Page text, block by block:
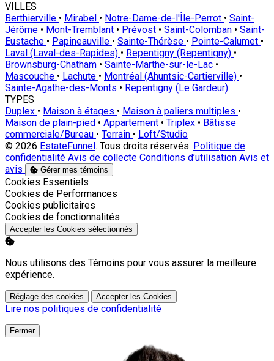
VILLES
Berthierville • Mirabel • Notre-Dame-de-l'Île-Perrot • Saint-
Jérôme • Mont-Tremblant • Prévost • Saint-Colomban • Saint-
Eustache • Papineauville • Sainte-Thérèse • Pointe-Calumet •
Laval (Laval-des-Rapides) • Repentigny (Repentigny) •
Brownsburg-Chatham • Sainte-Marthe-sur-le-Lac •
Mascouche • Lachute • Montréal (Ahuntsic-Cartierville) •
Sainte-Agathe-des-Monts • Repentigny (Le Gardeur)
TYPES
Duplex • Maison à étages • Maison à paliers multiples •
Maison de plain-pied • Appartement • Triplex • Bâtisse
commerciale/Bureau • Terrain • Loft/Studio
© 2026 EstateFunnel . Tous droits réservés. Politique de
confidentialité Avis de collecte Conditions d’utilisation Avis et
avis
Gérer mes témoins
Activer
Cookies Essentiels
Activer
Cookies de Performances
Activer
Cookies publicitaires
Activer
Cookies de fonctionnalités
Accepter les Cookies sélectionnés
Nous utilisons des Témoins pour vous assurer la meilleure
expérience.
Réglage des cookies Accepter les Cookies
Lire nos politiques de confidentialité
Fermer